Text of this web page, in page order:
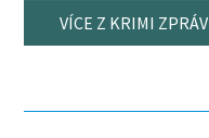
VÍCE Z KRIMI ZPRÁV